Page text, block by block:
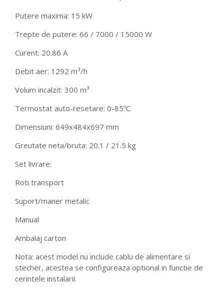
Putere maxima: 15 kW
Trepte de putere: 66 / 7000 / 15000 W
Curent: 20.86 A
Debit aer: 1292 m³/h
Volum incalzit: 300 m³
Termostat auto-resetare: 0-85ºC
Dimensiuni: 649x484x697 mm
Greutate neta/bruta: 20.1 / 21.5 kg
Set livrare:
Roti transport
Suport/maner metalic
Manual
Ambalaj carton
Nota: acest model nu include cablu de alimentare si
stecher, acestea se configureaza optional in functie de
cerintele instalarii.